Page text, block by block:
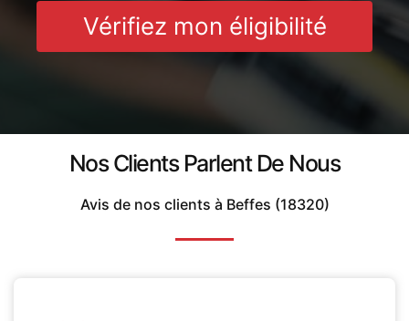
Vérifiez mon éligibilité
Nos Clients Parlent De Nous
Avis de nos clients à Beffes (18320)